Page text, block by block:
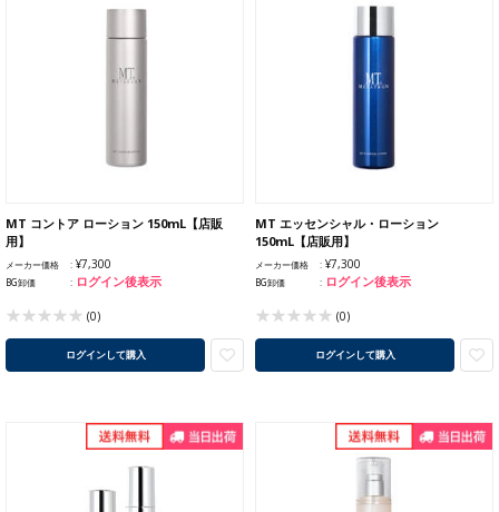
MT コントア ローション 150mL【店販
用】
メーカー価格 ¥7,300
BG卸価 ログイン後表示
(0)
ログインして購入
MT エッセンシャル・ローション
150mL【店販用】
メーカー価格 ¥7,300
BG卸価 ログイン後表示
(0)
ログインして購入